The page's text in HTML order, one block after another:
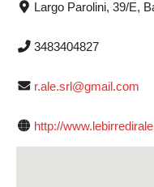
Largo Parolini, 39/E,
3483404827
r.ale.srl@gmail.com
http://